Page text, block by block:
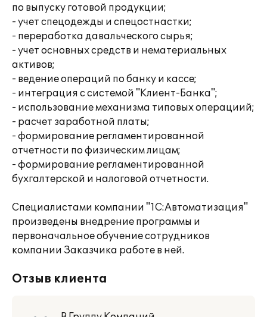
по выпуску готовой продукции;
- учет спецодежды и спецостнастки;
- переработка давальческого сырья;
- учет основных средств и нематериальных
активов;
- ведение операций по банку и кассе;
- интеграция с системой "Клиент-Банка";
- использование механизма типовых операциий;
- расчет заработной платы;
- формирование регламентированной
отчетности по физическим лицам;
- формирование регламентированной
бухгалтерской и налоговой отчетности.
Специалистами компании "1С:Автоматизация"
произведены внедрение программы и
первоначальное обучение сотрудников
компании Заказчика работе в ней.
Отзыв клиента